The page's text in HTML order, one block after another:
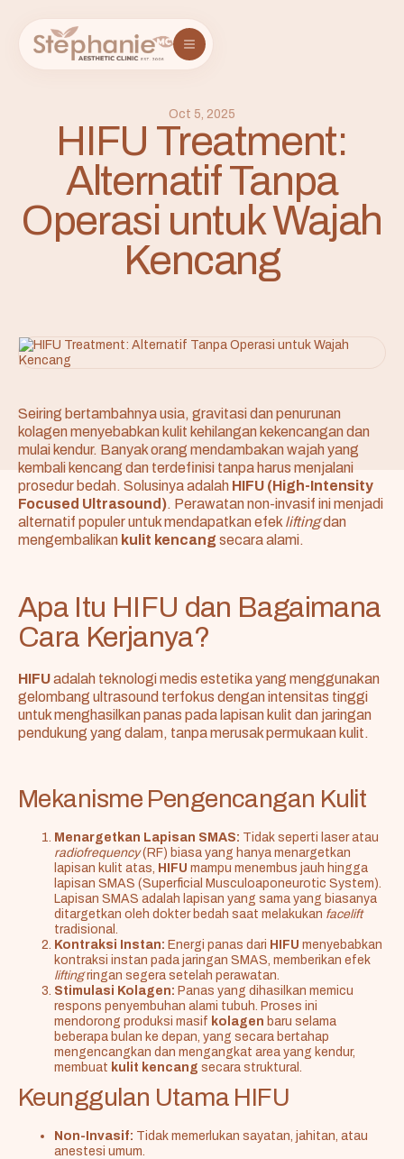
Oct 5, 2025
HIFU Treatment:
Alternatif Tanpa
Operasi untuk Wajah
Kencang
Seiring bertambahnya usia, gravitasi dan penurunan
kolagen menyebabkan kulit kehilangan kekencangan dan
mulai kendur. Banyak orang mendambakan wajah yang
kembali kencang dan terdefinisi tanpa harus menjalani
prosedur bedah. Solusinya adalah HIFU (High-Intensity
Focused Ultrasound). Perawatan non-invasif ini menjadi
alternatif populer untuk mendapatkan efek liftingdan
mengembalikan kulit kencang secara alami.
Apa Itu HIFU dan Bagaimana
Cara Kerjanya?
HIFUadalah teknologi medis estetika yang menggunakan
gelombang ultrasound terfokus dengan intensitas tinggi
untuk menghasilkan panas pada lapisan kulit dan jaringan
pendukung yang dalam, tanpa merusak permukaan kulit.
Mekanisme Pengencangan Kulit
Menargetkan Lapisan SMAS: Tidak seperti laser atau
radiofrequency(RF) biasa yang hanya menargetkan
lapisan kulit atas, HIFU mampu menembus jauh hingga
lapisan SMAS (Superficial Musculoaponeurotic System).
Lapisan SMAS adalah lapisan yang sama yang biasanya
ditargetkan oleh dokter bedah saat melakukan facelift
tradisional.
Kontraksi Instan: Energi panas dari HIFU menyebabkan
kontraksi instan pada jaringan SMAS, memberikan efek
liftingringan segera setelah perawatan.
Stimulasi Kolagen: Panas yang dihasilkan memicu
respons penyembuhan alami tubuh. Proses ini
mendorong produksi masif kolagen baru selama
beberapa bulan ke depan, yang secara bertahap
mengencangkan dan mengangkat area yang kendur,
membuat kulit kencang secara struktural.
Keunggulan Utama HIFU
Non-Invasif: Tidak memerlukan sayatan, jahitan, atau
anestesi umum.